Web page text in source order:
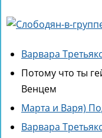
Варвара
Потому что ты
Венцем
Марта и Варя)
Варвара